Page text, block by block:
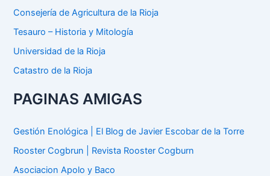
Consejería de Agricultura de la Rioja
Tesauro – Historia y Mitología
Universidad de la Rioja
Catastro de la Rioja
PAGINAS AMIGAS
Gestión Enológica | El Blog de Javier Escobar de la Torre
Rooster Cogbrun | Revista Rooster Cogburn
Asociacion Apolo y Baco